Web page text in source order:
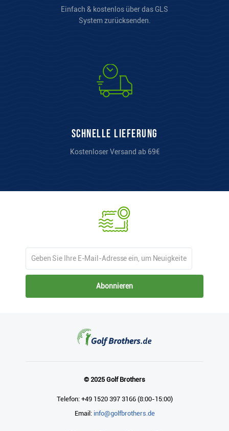
Einfach & kostenlos über das GLS
System zurücksenden.
Schnelle Lieferung
Kostenloser Versand ab 69€
Abonnieren
© 2025 Golf Brothers
Telefon: +49 1520 397 3166 (8:00-15:00)
Email: info@golfbrothers.de